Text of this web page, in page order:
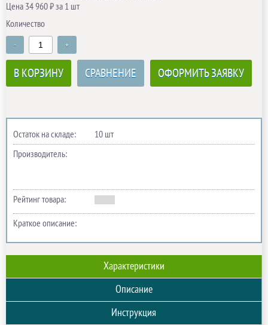
Цена 34 960 ₽ за 1 шт
Количество
- +
В КОРЗИНУ СРАВНЕНИЕ ОФОРМИТЬ ЗАЯВКУ
Остаток на складе:
10 шт
Производитель:
Рейтинг товара:
Краткое описание:
Характеристики
Описание
Инструкция